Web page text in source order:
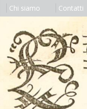
Chi siamo Contatti